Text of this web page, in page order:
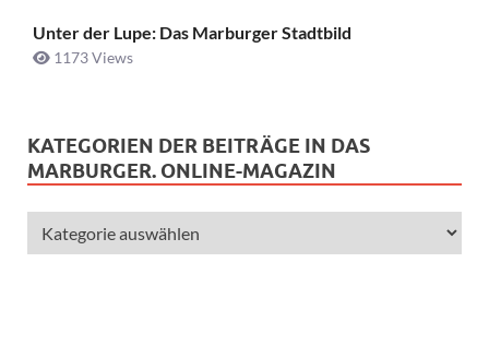
Unter der Lupe: Das Marburger Stadtbild
1173 Views
KATEGORIEN DER BEITRÄGE IN DAS
MARBURGER. ONLINE-MAGAZIN